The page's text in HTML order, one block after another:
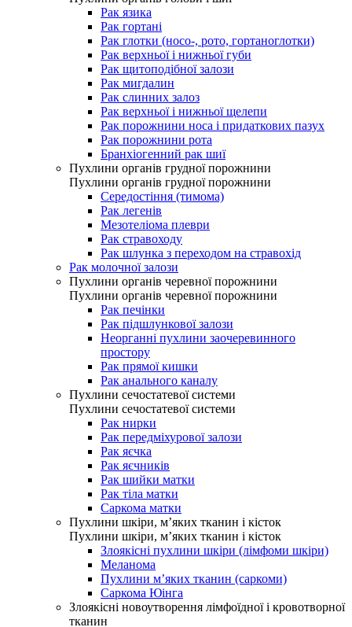
Рак язика
Рак гортані
Рак глотки (носо-, рото, гортаноглотки)
Рак верхньої і нижньої губи
Рак щитоподібної залози
Рак мигдалин
Рак слинних залоз
Рак верхньої і нижньої щелепи
Рак порожнини носа і придаткових пазух
Рак порожнини рота
Бранхіогенний рак шиї
Пухлини органів грудної порожнини
Пухлини органів грудної порожнини
Середостіння (тимома)
Рак легенів
Мезотеліома плеври
Рак стравоходу
Рак шлунка з переходом на стравохід
Рак молочної залози
Пухлини органів черевної порожнини
Пухлини органів черевної порожнини
Рак печінки
Рак підшлункової залози
Неорганні пухлини заочеревинного
простору
Рак прямої кишки
Рак анального каналу
Пухлини сечостатевої системи
Пухлини сечостатевої системи
Рак нирки
Рак передміхурової залози
Рак яєчка
Рак яєчників
Рак шийки матки
Рак тіла матки
Саркома матки
Пухлини шкіри, м’яких тканин і кісток
Пухлини шкіри, м’яких тканин і кісток
Злоякісні пухлини шкіри (лімфоми шкіри)
Меланома
Пухлини м’яких тканин (саркоми)
Саркома Юінга
Злоякісні новоутворення лімфоїдної і кровотворної
тканин